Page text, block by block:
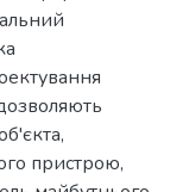
пристрою,